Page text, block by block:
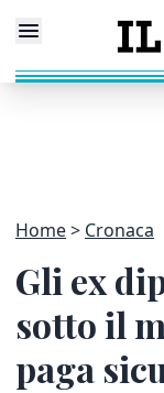
Home Cronaca
Gli ex
sotto il
paga